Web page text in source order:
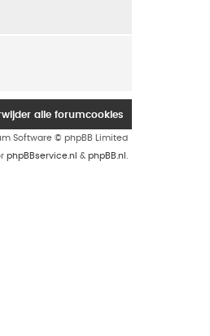
alle forumcookies
Software © phpBB Limited
phpBBservice.nl & phpBB.nl